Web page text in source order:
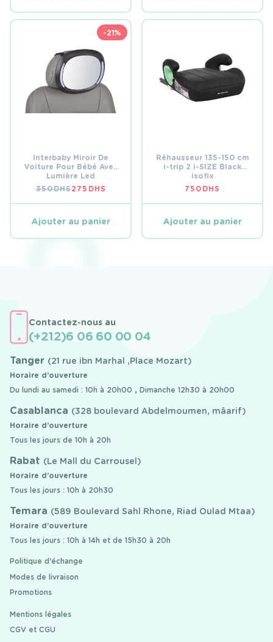
-21%
Interbaby Miroir De
Voiture Pour Bébé Avec
Lumière Led
350DHSLE
PRIX
ÉTAIT :
275 DHS
LE
PRIX
EST :
Ajouter au panier
Réhausseur 135-150 cm
i-trip 2 i-SIZE Black
isofix
750 DHS
Ajouter au panier
Contactez-nous au
(+212)6 06 60 00 04
Tanger (21 rue ibn Marhal ,Place Mozart)
Horaire d’ouverture
Du lundi au samedi : 10h à 20h00 , Dimanche 12h30 à 20h00
Casablanca (328 boulevard Abdelmoumen, mâarif)
Horaire d’ouverture
Tous les jours de 10h à 20h
Rabat (Le Mall du Carrousel)
Horaire d’ouverture
Tous les jours : 10h à 20h30
Temara (589 Boulevard Sahl Rhone, Riad Oulad Mtaa)
Horaire d’ouverture
Tous les jours : 10h à 14h et de 15h30 à 20h
Politique d'échange
Modes de livraison
Promotions
Mentions légales
CGV et CGU